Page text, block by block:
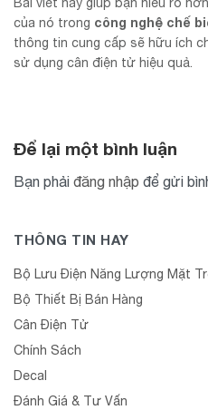
của nó trong công nghệ chế
thông tin cung cấp sẽ hữu ích
sử dụng cân điện tử hiệu quả.
Để lại một bình luận
Bạn phải đăng nhập để gửi
THÔNG TIN HAY
Bộ Lưu Điện Năng Lượng Mặt
Bộ Thiết Bị Bán Hàng
Cân Điện Tử
Chính Sách
Decal
Đánh Giá & Tư Vấn